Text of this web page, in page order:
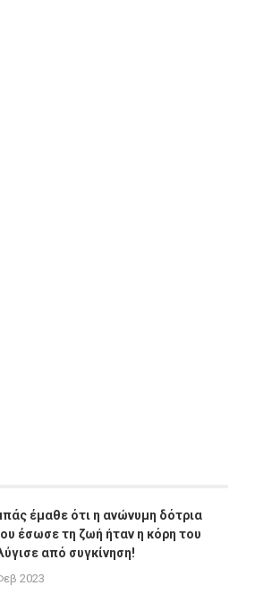
έμαθε ότι η ανώνυμη δότρια
έσωσε τη ζωή ήταν η κόρη του
από συγκίνηση!
2023